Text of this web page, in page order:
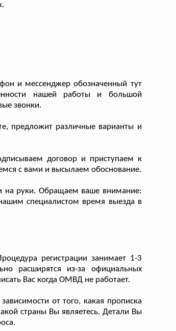
и мессенджер обозначенный тут
нашей работы и большой
звонки.
предложит различные варианты и
договор и приступаем к
с вами и высылаем обоснование.
на руки. Обращаем ваше внимание:
специалистом время выезда в
регистрации занимает 1-3
расширятся из-за официальных
Вас когда ОМВД не работает.
от того, какая прописка
страны Вы являетесь. Детали Вы